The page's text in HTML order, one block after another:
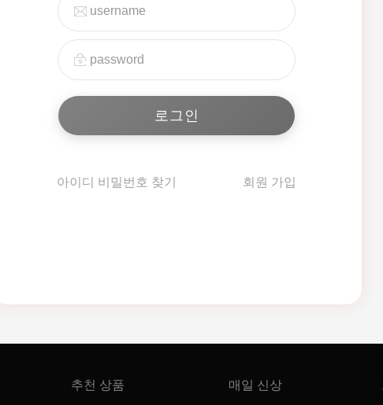
아이디 비밀번호 찾기 회원 가입
추천 상품 매일 신상